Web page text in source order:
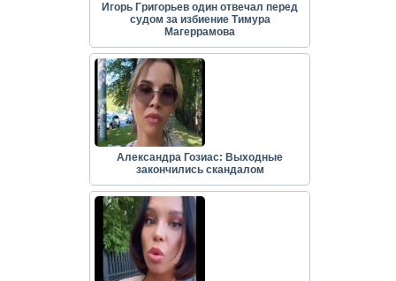
Игорь Григорьев один отвечал перед
судом за избиение Тимура
Магеррамова
Александра Гозиас: Выходные
закончились скандалом